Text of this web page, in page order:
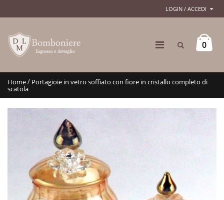
LOGIN / ACCEDI
0
Home/ Portagioie in vetro soffiato con fiore in cristallo completo di
scatola